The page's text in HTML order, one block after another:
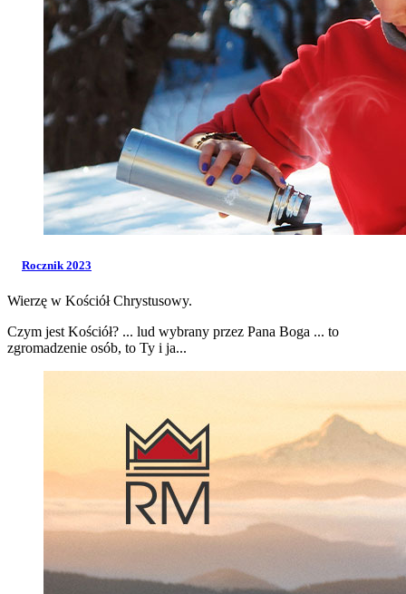
Rocznik 2023
Wierzę w Kościół Chrystusowy.
Czym jest Kościół? ... lud wybrany przez Pana Boga ... to
zgromadzenie osób, to Ty i ja...